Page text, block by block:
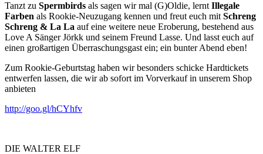
Tanzt zu Spermbirds als sagen wir mal (G)Oldie, lernt Illegale
Farben als Rookie-Neuzugang kennen und freut euch mit Schreng
Schreng & La La auf eine weitere neue Eroberung, bestehend aus
Love A Sänger Jörkk und seinem Freund Lasse. Und lasst euch auf
einen großartigen Überraschungsgast ein; ein bunter Abend eben!
Zum Rookie-Geburtstag haben wir besonders schicke Hardtickets
entwerfen lassen, die wir ab sofort im Vorverkauf in unserem Shop
anbieten
http://goo.gl/hCYhfv
DIE WALTER ELF